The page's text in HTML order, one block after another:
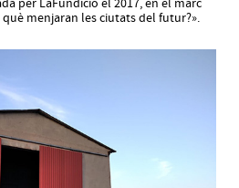
menjaran les ciutats del futur?».